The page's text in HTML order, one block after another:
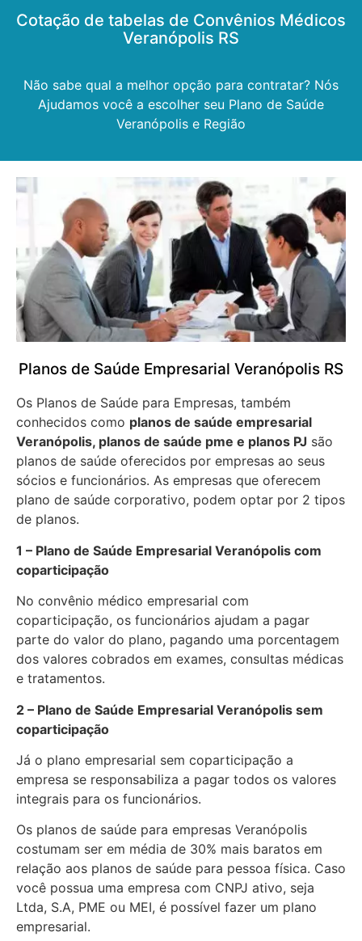
Cotação de tabelas de Convênios Médicos
Veranópolis RS
Não sabe qual a melhor opção para contratar? Nós
Ajudamos você a escolher seu Plano de Saúde
Veranópolis e Região
Planos de Saúde Empresarial Veranópolis RS
Os Planos de Saúde para Empresas, também
conhecidos como planos de saúde empresarial
Veranópolis, planos de saúde pme e planos PJ são
planos de saúde oferecidos por empresas ao seus
sócios e funcionários. As empresas que oferecem
plano de saúde corporativo, podem optar por 2 tipos
de planos.
1 – Plano de Saúde Empresarial Veranópolis com
coparticipação
No convênio médico empresarial com
coparticipação, os funcionários ajudam a pagar
parte do valor do plano, pagando uma porcentagem
dos valores cobrados em exames, consultas médicas
e tratamentos.
2 – Plano de Saúde Empresarial Veranópolis sem
coparticipação
Já o plano empresarial sem coparticipação a
empresa se responsabiliza a pagar todos os valores
integrais para os funcionários.
Os planos de saúde para empresas Veranópolis
costumam ser em média de 30% mais baratos em
relação aos planos de saúde para pessoa física. Caso
você possua uma empresa com CNPJ ativo, seja
Ltda, S.A, PME ou MEI, é possível fazer um plano
empresarial.